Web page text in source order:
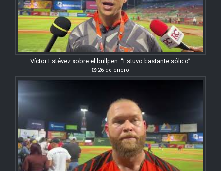
Víctor Estévez sobre el bullpen: “Estuvo bastante sólido”
26 de enero